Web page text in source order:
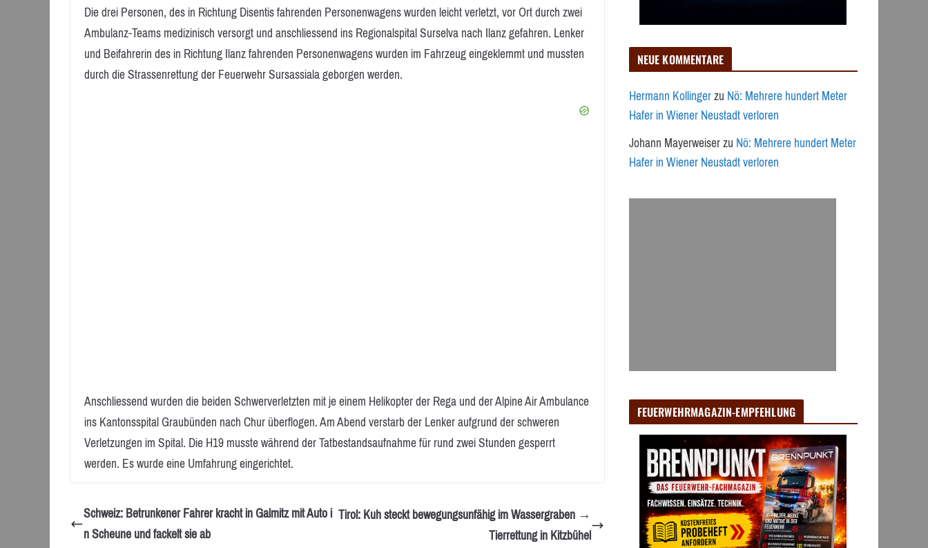
Die drei Personen, des in Richtung Disentis fahrenden Personenwagens wurden leicht verletzt, vor Ort durch zwei
Ambulanz-Teams medizinisch versorgt und anschliessend ins Regionalspital Surselva nach Ilanz gefahren. Lenker
und Beifahrerin des in Richtung Ilanz fahrenden Personenwagens wurden im Fahrzeug eingeklemmt und mussten
durch die Strassenrettung der Feuerwehr Sursassiala geborgen werden.
Anschliessend wurden die beiden Schwerverletzten mit je einem Helikopter der Rega und der Alpine Air Ambulance
ins Kantonsspital Graubünden nach Chur überflogen. Am Abend verstarb der Lenker aufgrund der schweren
Verletzungen im Spital. Die H19 musste während der Tatbestandsaufnahme für rund zwei Stunden gesperrt
werden. Es wurde eine Umfahrung eingerichtet.
Schweiz: Betrunkener Fahrer kracht in Galmitz mit Auto i
n Scheune und fackelt sie ab
Tirol: Kuh steckt bewegungsunfähig im Wassergraben →
Tierrettung in Kitzbühel
NEUE KOMMENTARE
Hermann KollingerzuNö: Mehrere hundert Meter
Hafer in Wiener Neustadt verloren
Johann MayerweiserzuNö: Mehrere hundert Meter
Hafer in Wiener Neustadt verloren
FEUERWEHRMAGAZIN-EMPFEHLUNG